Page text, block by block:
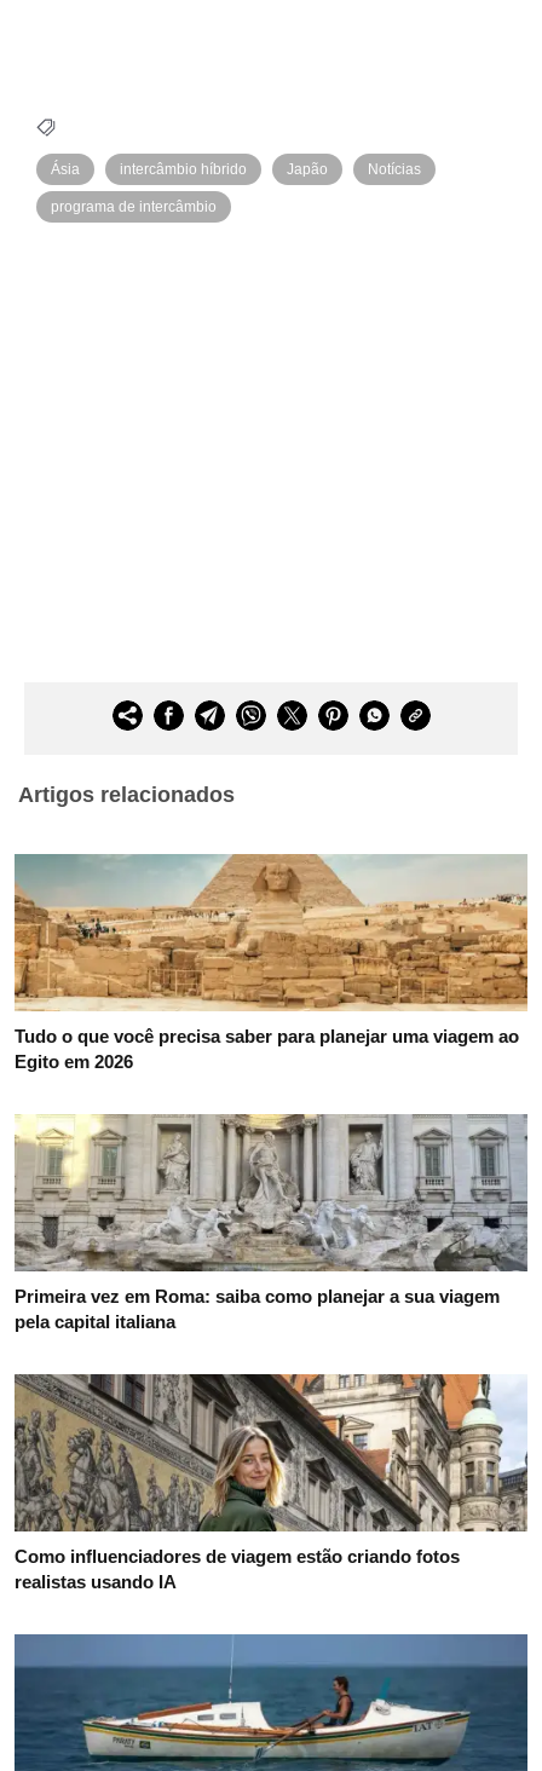
Ásia intercâmbio híbrido Japão Notícias
programa de intercâmbio
Artigos relacionados
Tudo o que você precisa saber para planejar uma viagem ao
Egito em 2026
Primeira vez em Roma: saiba como planejar a sua viagem
pela capital italiana
Como influenciadores de viagem estão criando fotos
realistas usando IA